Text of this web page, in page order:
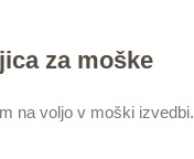
za moške
na voljo v moški izvedbi.